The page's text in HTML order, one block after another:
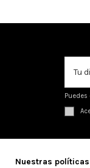
Nuestras políticas